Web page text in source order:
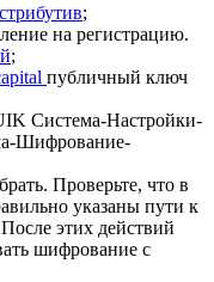
;
на регистрацию.
;
публичный ключ
Система-Настройки-
Шифрование-
Проверьте, что в
указаны пути к
этих действий
шифрование с